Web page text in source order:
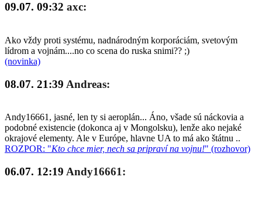
09.07. 09:32 axc:
Ako vždy proti systému, nadnárodným korporáciám, svetovým
lídrom a vojnám....no co scena do ruska snimi?? ;)
(novinka)
08.07. 21:39 Andreas:
Andy16661, jasné, len ty si aeroplán... Áno, všade sú náckovia a
podobné existencie (dokonca aj v Mongolsku), lenže ako nejaké
okrajové elementy. Ale v Európe, hlavne UA to má ako štátnu ..
ROZPOR: "Kto chce mier, nech sa pripraví na vojnu!" (rozhovor)
06.07. 12:19 Andy16661: